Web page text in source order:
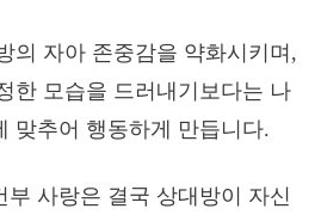
의 자아 존중감을 약화시키며,
한 모습을 드러내기보다는 나
맞추어 행동하게 만듭니다.
부 사랑은 결국 상대방이 자신